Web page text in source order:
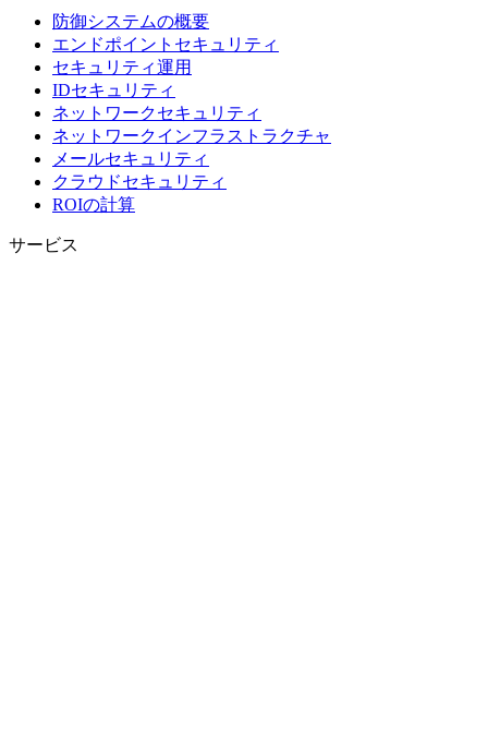
防御システムの概要
エンドポイントセキュリティ
セキュリティ運用
IDセキュリティ
ネットワークセキュリティ
ネットワークインフラストラクチャ
メールセキュリティ
クラウドセキュリティ
ROIの計算
サービス